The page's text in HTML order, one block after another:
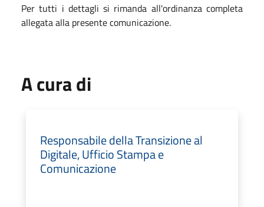
Per tutti i dettagli si rimanda all'ordinanza completa
allegata alla presente comunicazione.
A cura di
Responsabile della Transizione al
Digitale, Ufficio Stampa e
Comunicazione